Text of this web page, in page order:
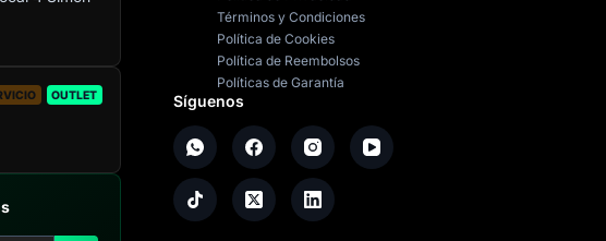
OUTLET
Términos y Condiciones
Política de Cookies
Política de Reembolsos
Políticas de Garantía
Síguenos